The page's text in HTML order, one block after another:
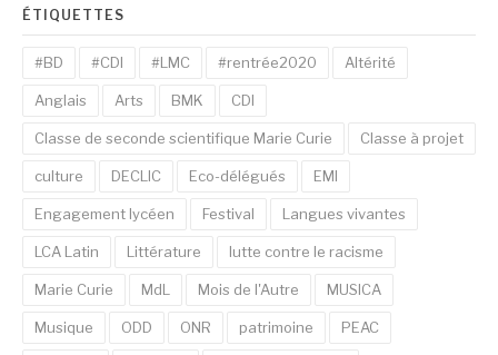
ÉTIQUETTES
#BD #CDI #LMC #rentrée2020 Altérité
Anglais Arts BMK CDI
Classe de seconde scientifique Marie Curie Classe à projet
culture DECLIC Eco-délégués EMI
Engagement lycéen Festival Langues vivantes
LCA Latin Littérature lutte contre le racisme
Marie Curie MdL Mois de l'Autre MUSICA
Musique ODD ONR patrimoine PEAC